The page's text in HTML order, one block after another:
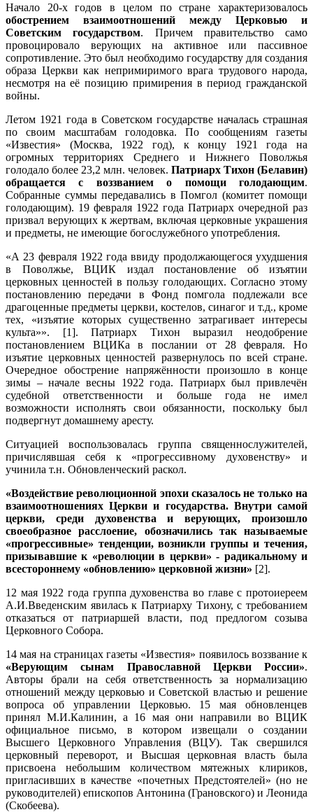
Начало 20-х годов в целом по стране характеризовалось
обострением взаимоотношений между Церковью и
Советским государством. Причем правительство само
провоцировало верующих на активное или пассивное
сопротивление. Это был необходимо государству для создания
образа Церкви как непримиримого врага трудового народа,
несмотря на её позицию примирения в период гражданской
войны.
Летом 1921 года в Советском государстве началась страшная
по своим масштабам голодовка. По сообщениям газеты
«Известия» (Москва, 1922 год), к концу 1921 года на
огромных территориях Среднего и Нижнего Поволжья
голодало более 23,2 млн. человек. Патриарх Тихон (Белавин)
обращается с воззванием о помощи голодающим.
Собранные суммы передавались в Помгол (комитет помощи
голодающим). 19 февраля 1922 года Патриарх очередной раз
призвал верующих к жертвам, включая церковные украшения
и предметы, не имеющие богослужебного употребления.
«А 23 февраля 1922 года ввиду продолжающегося ухудшения
в Поволжье, ВЦИК издал постановление об изъятии
церковных ценностей в пользу голодающих. Согласно этому
постановлению передачи в Фонд помгола подлежали все
драгоценные предметы церкви, костелов, синагог и т.д., кроме
тех, «изъятие которых существенно затрагивает интересы
культа»». [1]. Патриарх Тихон выразил неодобрение
постановлением ВЦИКа в послании от 28 февраля. Но
изъятие церковных ценностей развернулось по всей стране.
Очередное обострение напряжённости произошло в конце
зимы – начале весны 1922 года. Патриарх был привлечён
судебной ответственности и больше года не имел
возможности исполнять свои обязанности, поскольку был
подвергнут домашнему аресту.
Ситуацией воспользовалась группа священнослужителей,
причислявшая себя к «прогрессивному духовенству» и
учинила т.н. Обновленческий раскол.
«Воздействие революционной эпохи сказалось не только на
взаимоотношениях Церкви и государства. Внутри самой
церкви, среди духовенства и верующих, произошло
своеобразное расслоение, обозначились так называемые
«прогрессивные» тенденции, возникли группы и течения,
призывавшие к «революции в церкви» - радикальному и
всестороннему «обновлению» церковной жизни» [2].
12 мая 1922 года группа духовенства во главе с протоиереем
А.И.Введенским явилась к Патриарху Тихону, с требованием
отказаться от патриаршей власти, под предлогом созыва
Церковного Собора.
14 мая на страницах газеты «Известия» появилось воззвание к
«Верующим сынам Православной Церкви России».
Авторы брали на себя ответственность за нормализацию
отношений между церковью и Советской властью и решение
вопроса об управлении Церковью. 15 мая обновленцев
принял М.И.Калинин, а 16 мая они направили во ВЦИК
официальное письмо, в котором извещали о создании
Высшего Церковного Управления (ВЦУ). Так свершился
церковный переворот, и Высшая церковная власть была
присвоена небольшим количеством мятежных клириков,
пригласивших в качестве «почетных Предстоятелей» (но не
руководителей) епископов Антонина (Грановского) и Леонида
(Скобеева).